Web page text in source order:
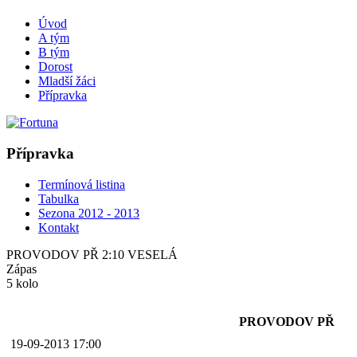
Úvod
A tým
B tým
Dorost
Mladší žáci
Přípravka
Přípravka
Termínová listina
Tabulka
Sezona 2012 - 2013
Kontakt
PROVODOV PŘ 2:10 VESELÁ
Zápas
5 kolo
PROVODOV PŘ
19-09-2013 17:00